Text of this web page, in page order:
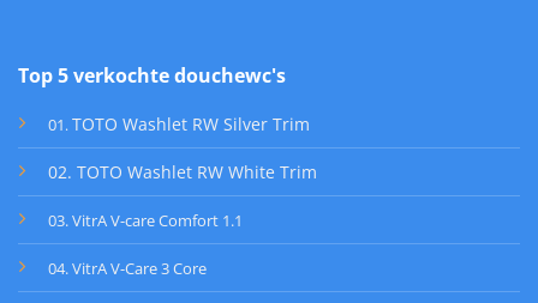
Top 5 verkochte douchewc's
01 . TOTO Washlet RW Silver Trim
02. TOTO Washlet RW White Trim
03. VitrA V-care Comfort 1.1
04. VitrA V-Care 3 Core